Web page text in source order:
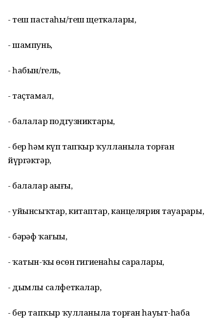
- теш пастаһы/теш щеткалары,
- шампунь,
- һабын/гель,
- таҫтамал,
- балалар подгузниктары,
- бер һәм күп тапҡыр ҡулланыла торған
йүргәктәр,
- балалар аҙығы,
- уйынсыҡтар, китаптар, канцелярия тауарҙары,
- бәҙрәф ҡағыҙы,
- ҡатын-ҡыҙ өсөн гигиенаһы саралары,
- дымлы салфеткалар,
- бер тапҡыр ҡулланыла торған һауыт-һаба